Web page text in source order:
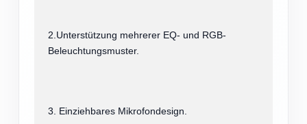
2.Unterstützung mehrerer EQ- und RGB-
Beleuchtungsmuster.
3. Einziehbares Mikrofondesign.